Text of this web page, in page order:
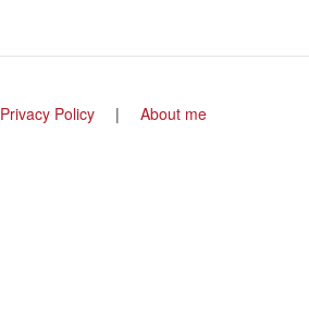
Privacy Policy About me